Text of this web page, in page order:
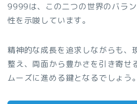
9999は、この二つの世界のバラ
性を示唆しています。
精神的な成長を追求しながらも、
整え、両面から豊かさを引き寄せ
ムーズに進める鍵となるでしょう。